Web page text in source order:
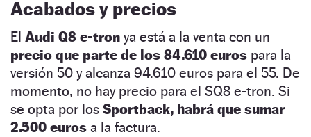
Acabados y precios
El Audi Q8 e-tron ya está a la venta con un
precio que parte de los 84.610 euros para la
versión 50 y alcanza 94.610 euros para el 55. De
momento, no hay precio para el SQ8 e-tron. Si
se opta por los Sportback, habrá que sumar
2.500 euros a la factura.